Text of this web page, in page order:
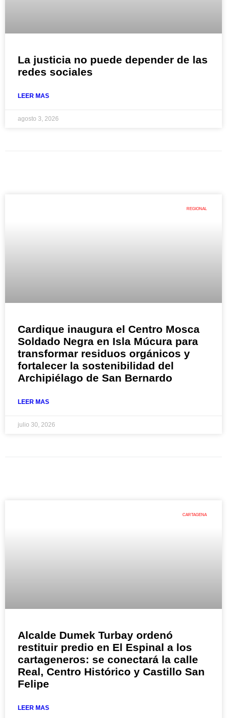
La justicia no puede depender de las
redes sociales
LEER MAS
agosto 3, 2026
REGIONAL
Cardique inaugura el Centro Mosca
Soldado Negra en Isla Múcura para
transformar residuos orgánicos y
fortalecer la sostenibilidad del
Archipiélago de San Bernardo
LEER MAS
julio 30, 2026
CARTAGENA
Alcalde Dumek Turbay ordenó
restituir predio en El Espinal a los
cartageneros: se conectará la calle
Real, Centro Histórico y Castillo San
Felipe
LEER MAS